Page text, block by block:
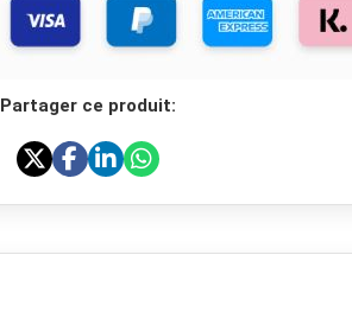
Partager ce produit: